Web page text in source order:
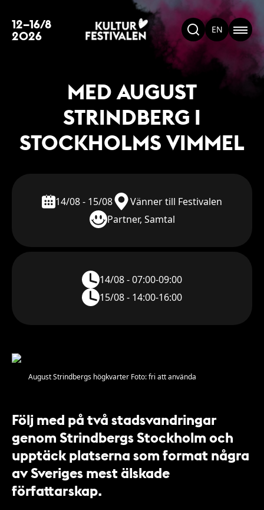
12–16/8
2026 EN
MED AUGUST
STRINDBERG I
STOCKHOLMS VIMMEL
14/08 - 15/08
Vänner till Festivalen
Partner, Samtal
14/08 - 07:00-09:00
15/08 - 14:00-16:00
August Strindbergs högkvarter Foto: fri att använda
Följ med på två stadsvandringar
genom Strindbergs Stockholm och
upptäck platserna som format några
av Sveriges mest älskade
författarskap.